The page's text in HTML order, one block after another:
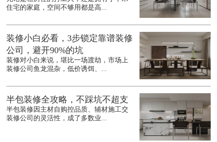
住宅的家庭，空间不够用都是高...
装修小白必看，3步锁定靠谱装修
公司，避开90%的坑
装修对小白来说，堪比一场渡劫，市场上
装修公司鱼龙混杂，低价诱饵、...
半包装修全攻略，不踩坑不超支
半包装修因主材自购控品质、辅材施工交
装修公司的灵活性，成了多数业...